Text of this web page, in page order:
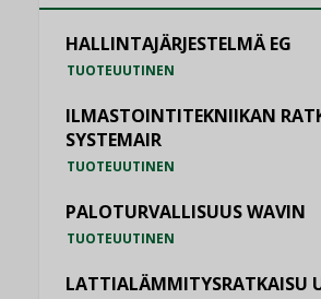
HALLINTAJÄRJESTELMÄ EG
TUOTEUUTINEN
ILMASTOINTITEKNIIKAN
SYSTEMAIR
TUOTEUUTINEN
PALOTURVALLISUUS WAVIN
TUOTEUUTINEN
LATTIALÄMMITYSRATKAISU